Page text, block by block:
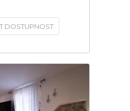
DOSTUPNOST